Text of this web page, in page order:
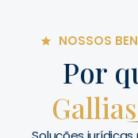
NOSSOS
Por